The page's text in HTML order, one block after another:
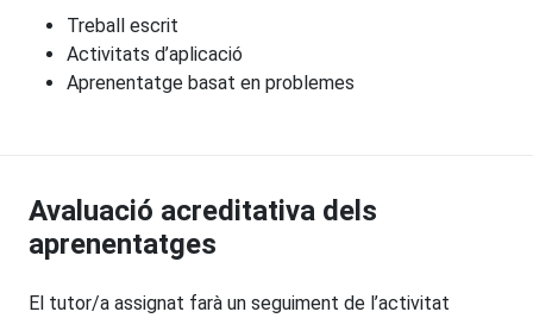
Treball escrit
Activitats d’aplicació
Aprenentatge basat en problemes
Avaluació acreditativa dels
aprenentatges
El tutor/a assignat farà un seguiment de l’activitat